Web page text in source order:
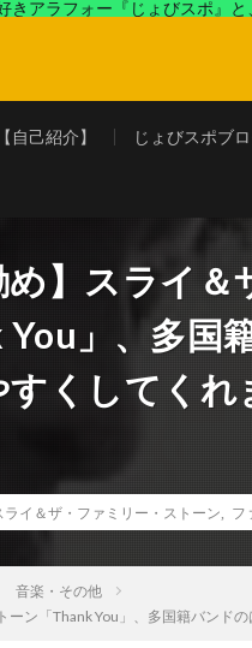
きアラフォー『じょびスポ』
自己紹介】 じょびスポブ
め】スライ＆
」、多国
くしてくれ
ライ＆ザ・ファミリー・ストーン フ
音楽・その他
ーン「Thank You」、多国籍バンド